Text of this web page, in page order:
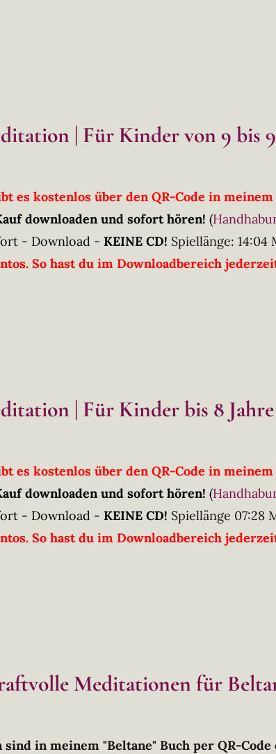
| Für Kinder von 9 bis
es kostenlos über den QR-Code in meinem
downloaden und sofort hören! (
- Download - KEINE CD! Spiellänge: 14:04
So hast du im Downloadbereich
| Für Kinder bis 8 Jahre
es kostenlos über den QR-Code in meinem
downloaden und sofort hören! (
- Download - KEINE CD! Spiellänge 07:28
So hast du im Downloadbereich
Meditationen für
in meinem "Beltane" Buch per QR-